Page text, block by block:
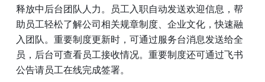
释放中后台团队人力。员工入职自动发送欢迎信息，帮
助员工轻松了解公司相关规章制度、企业文化，快速融
入团队。重要制度更新时，可通过服务台消息发送给全
员，后台可查看员工接收情况。重要制度还可通过飞书
公告请员工在线完成签署。